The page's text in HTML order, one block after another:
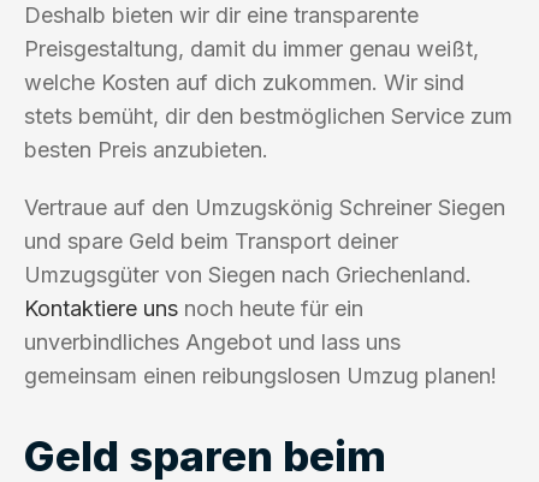
Deshalb bieten wir dir eine transparente
Preisgestaltung, damit du immer genau weißt,
welche Kosten auf dich zukommen. Wir sind
stets bemüht, dir den bestmöglichen Service zum
besten Preis anzubieten.
Vertraue auf den Umzugskönig Schreiner Siegen
und spare Geld beim Transport deiner
Umzugsgüter von Siegen nach Griechenland.
Kontaktiere uns noch heute für ein
unverbindliches Angebot und lass uns
gemeinsam einen reibungslosen Umzug planen!
Geld sparen beim